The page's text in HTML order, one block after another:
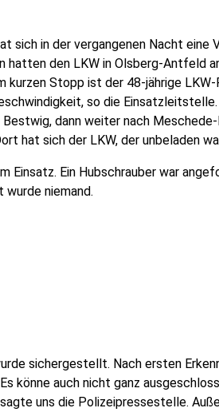
sich in der vergangenen Nacht eine
den LKW in Olsberg-Antfeld
kurzen Stopp ist der 48-jährige LKW-
so die
dann weiter nach
hat sich der LKW, der unbeladen
Einsatz. Ein Hubschrauber war
niemand.
sichergestellt. Nach ersten
könne auch nicht ganz
uns die Polizeipressestelle.